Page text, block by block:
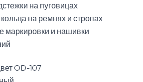
на пуговицах
на ремнях и стропах
маркировки и нашивки
OD-107